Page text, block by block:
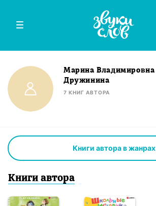
Марина Владимировна
Дружинина
7 КНИГ АВТОРА
Книги автора в жанрах
Книги автора